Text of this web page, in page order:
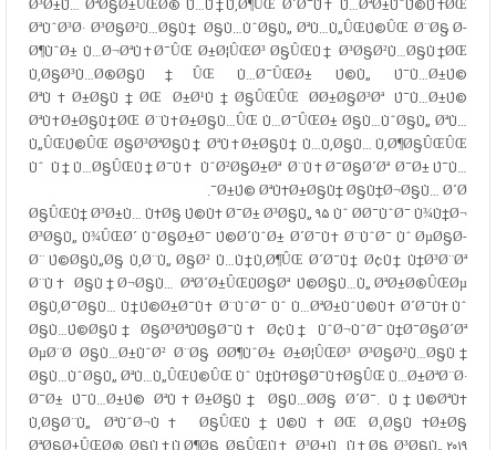
Ø³Ø±Ù… ØªØ§Ø±ÛŒØ® Ù…Ù†Ù‚Ø¶ÛŒ Ø´Ø¯Ù‡ Ù…ØªØ±ÙˆÚ©Ù‡ØŒ
ØªÙˆØ³Ø· Ø³Ø§Ø²Ù…Ø§Ù† Ø§Ù…ÙˆØ§Ù„ ØªÙ…Ù„ÛŒÚ©ÛŒ Ø¨Ø§ Ø­
Ø¶ÙˆØ± Ù…Ø¬ØªÙ‡Ø¯ÛŒ Ø±Ø¦ÛŒØ³ Ø§ÛŒÙ† Ø³Ø§Ø²Ù…Ø§Ù†ØŒ
Ù‚Ø§Ø³Ù…Ø®Ø§Ù†ÛŒ Ù…Ø¯ÛŒØ± Ú©Ù„ Ú¯Ù…Ø±Ú©
ØªÙ‡Ø±Ø§Ù†ØŒ Ø±Ø¹Ù†Ø§ÛŒÛŒ Ø­Ø±Ø§Ø³Øª Ú¯Ù…Ø±Ú©
ØªÙ‡Ø±Ø§Ù†ØŒ Ø¨Ù‡Ø±Ø§Ù…ÛŒ Ù…Ø¯ÛŒØ± Ø§Ù…ÙˆØ§Ù„ ØªÙ…
Ù„ÛŒÚ©ÛŒ Ø§Ø³ØªØ§Ù† ØªÙ‡Ø±Ø§Ù† Ù…Ù‚Ø§Ù… Ù‚Ø¶Ø§ÛŒÛŒ
Ùˆ Ù†Ù…Ø§ÛŒÙ†Ø¯Ù‡ ÙˆØ²Ø§Ø±Øª Ø¨Ù‡Ø¯Ø§Ø´Øª Ø¯Ø± Ú¯Ù…
Ø±Ú© ØªÙ‡Ø±Ø§Ù† Ø§Ù†Ø¬Ø§Ù… Ø´Ø¯.
Ø§ÛŒÙ† Ø³Ø±Ù… Ù‡Ø§ Ú©Ù‡ Ø¯Ø± Ø³Ø§Ù„ ۹۵ Ùˆ Ø­Ø¯ÙˆØ¯ Ù¾Ù†Ø¬
Ø³Ø§Ù„ Ù¾ÛŒØ´ ÙˆØ§Ø±Ø¯ Ú©Ø´ÙˆØ± Ø´Ø¯Ù‡ Ø¨ÙˆØ¯ Ùˆ ØµØ§Ø­
Ø¨ Ú©Ø§Ù„Ø§ Ù‚Ø¨Ù„ Ø§Ø² Ù…Ù†Ù‚Ø¶ÛŒ Ø´Ø¯Ù† Ø¢Ù† Ù†Ø³Ø¨Øª
Ø¨Ù‡ Ø§Ù†Ø¬Ø§Ù… ØªØ´Ø±ÛŒÙØ§Øª Ú©Ø§Ù…Ù„ ØªØ±Ø®ÛŒØµ
Ø§Ù‚Ø¯Ø§Ù… Ù†Ú©Ø±Ø¯Ù‡ Ø¨ÙˆØ¯ Ùˆ Ù…ØªØ±ÙˆÚ©Ù‡ Ø´Ø¯Ù‡ Ùˆ
Ø§Ù…Ú©Ø§Ù† Ø§Ø³ØªÙØ§Ø¯Ù‡ Ø¢Ù† ÙˆØ¬ÙˆØ¯ Ù†Ø¯Ø§Ø´Øª
ØµØ¨Ø­ Ø§Ù…Ø±ÙˆØ² Ø¨Ø§ Ø­Ø¶ÙˆØ± Ø±Ø¦ÛŒØ³ Ø³Ø§Ø²Ù…Ø§Ù†
Ø§Ù…ÙˆØ§Ù„ ØªÙ…Ù„ÛŒÚ©ÛŒ Ùˆ Ù†Ù‡Ø§Ø¯Ù‡Ø§ÛŒ Ù…Ø±ØªØ¨Ø·
Ø¯Ø± Ú¯Ù…Ø±Ú© ØªÙ‡Ø±Ø§Ù† Ø§Ù…Ø­Ø§ Ø´Ø¯. Ù†Ú©ØªÙ‡
Ù‚Ø§Ø¨Ù„ ØªÙˆØ¬Ù‡ Ø§ÛŒÙ†Ú©Ù‡ØŒ Ø¸Ø§Ù‡Ø±Ø§